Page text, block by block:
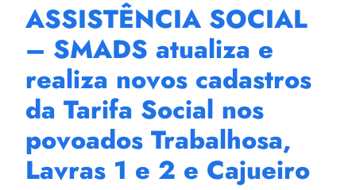
ASSISTÊNCIA SOCIAL
– SMADS atualiza e
realiza novos cadastros
da Tarifa Social nos
povoados Trabalhosa,
Lavras 1 e 2 e Cajueiro